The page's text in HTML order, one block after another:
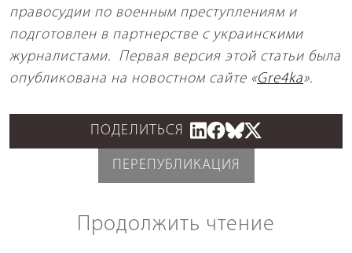
правосудии по военным преступлениям и
подготовлен в партнерстве с украинскими
журналистами. Первая версия этой статьи была
опубликована на новостном сайте «Gre4ka».
ПОДЕЛИТЬСЯ
ПЕРЕПУБЛИКАЦИЯ
Продолжить чтение